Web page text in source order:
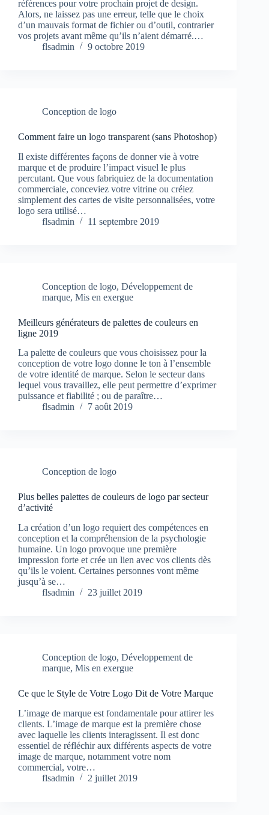
références pour votre prochain projet de design.
Alors, ne laissez pas une erreur, telle que le choix
d’un mauvais format de fichier ou d’outil, contrarier
vos projets avant même qu’ils n’aient démarré.…
flsadmin
9 octobre 2019
Conception de logo
Comment faire un logo transparent (sans Photoshop)
Il existe différentes façons de donner vie à votre
marque et de produire l’impact visuel le plus
percutant. Que vous fabriquiez de la documentation
commerciale, conceviez votre vitrine ou créiez
simplement des cartes de visite personnalisées, votre
logo sera utilisé…
flsadmin
11 septembre 2019
Conception de logo, Développement de
marque, Mis en exergue
Meilleurs générateurs de palettes de couleurs en
ligne 2019
La palette de couleurs que vous choisissez pour la
conception de votre logo donne le ton à l’ensemble
de votre identité de marque. Selon le secteur dans
lequel vous travaillez, elle peut permettre d’exprimer
puissance et fiabilité ; ou de paraître…
flsadmin
7 août 2019
Conception de logo
Plus belles palettes de couleurs de logo par secteur
d’activité
La création d’un logo requiert des compétences en
conception et la compréhension de la psychologie
humaine. Un logo provoque une première
impression forte et crée un lien avec vos clients dès
qu’ils le voient. Certaines personnes vont même
jusqu’à se…
flsadmin
23 juillet 2019
Conception de logo, Développement de
marque, Mis en exergue
Ce que le Style de Votre Logo Dit de Votre Marque
L’image de marque est fondamentale pour attirer les
clients. L’image de marque est la première chose
avec laquelle les clients interagissent. Il est donc
essentiel de réfléchir aux différents aspects de votre
image de marque, notamment votre nom
commercial, votre…
flsadmin
2 juillet 2019